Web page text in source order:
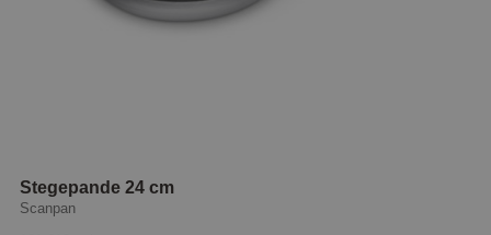
Stegepande 24 cm
Scanpan